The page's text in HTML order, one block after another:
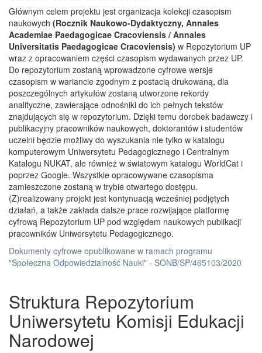
Głównym celem projektu jest organizacja kolekcji czasopism
naukowych (Rocznik Naukowo-Dydaktyczny, Annales
Academiae Paedagogicae Cracoviensis / Annales
Universitatis Paedagogicae Cracoviensis) w Repozytorium UP
wraz z opracowaniem części czasopism wydawanych przez UP.
Do repozytorium zostaną wprowadzone cyfrowe wersje
czasopism w wariancie zgodnym z postacią drukowaną, dla
poszczególnych artykułów zostaną utworzone rekordy
analityczne, zawierające odnośniki do ich pełnych tekstów
znajdujących się w repozytorium. Dzięki temu dorobek badawczy i
publikacyjny pracowników naukowych, doktorantów i studentów
uczelni będzie możliwy do wyszukania nie tylko w katalogu
komputerowym Uniwersytetu Pedagogicznego i Centralnym
Katalogu NUKAT, ale również w światowym katalogu WorldCat i
poprzez Google. Wszystkie opracowywane czasopisma
zamieszczone zostaną w trybie otwartego dostępu.
(Z)realizowany projekt jest kontynuacją wcześniej podjętych
działań, a także zakłada dalsze prace rozwijające platformę
cyfrową Repozytorium UP pod względem naukowych publikacji
pracowników Uniwersytetu Pedagogicznego.
Dokumenty cyfrowe opublikowane w ramach programu
"Społeczna Odpowiedzialność Nauki" - SONB/SP/465103/2020
Struktura Repozytorium
Uniwersytetu Komisji Edukacji
Narodowej